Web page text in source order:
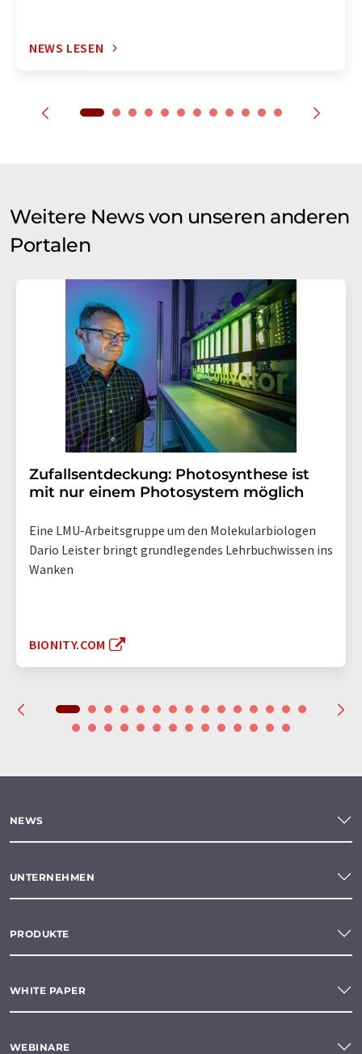
NEWS LESEN
Weitere News von unseren anderen
Portalen
Zufallsentdeckung: Photosynthese ist
mit nur einem Photosystem möglich
Eine LMU-Arbeitsgruppe um den Molekularbiologen
Dario Leister bringt grundlegendes Lehrbuchwissen ins
Wanken
BIONITY.COM
NEWS
UNTERNEHMEN
PRODUKTE
WHITE PAPER
WEBINARE